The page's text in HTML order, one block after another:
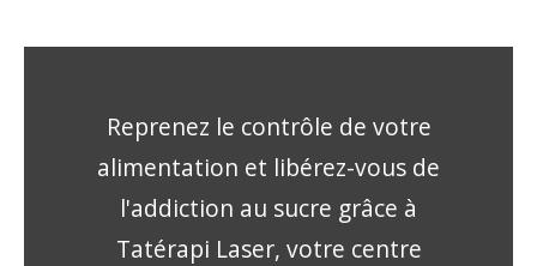
Reprenez le contrôle de votre
alimentation et libérez-vous de
l'addiction au sucre grâce à
Tatérapi Laser, votre centre